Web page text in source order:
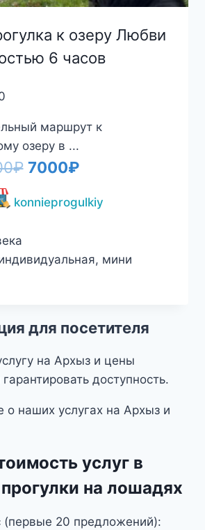
к озеру Любви
6 часов
маршрут к
озеру в ...
₽ Первоначальная
составляла
7000₽Текущая
7000₽.
konnieprogulkiy
мини
для посетителя
на Архыз и цены
доступность.
о наших услугах на Архыз и
услуг в
на лошадях
(первые 20 предложений):